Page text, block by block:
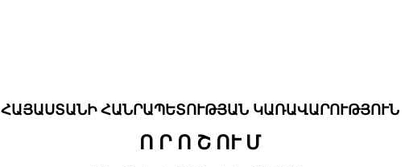
ՀԱՅԱՍՏԱՆԻ ՀԱՆՐԱՊԵՏՈՒԹՅԱՆ ԿԱՌԱՎԱՐՈՒԹՅՈՒՆ
Ո Ր Ո Շ ՈՒ Մ